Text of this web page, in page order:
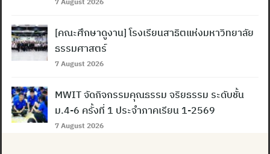
[คณะศึกษาดูงาน] โรงเรียนสาธิตแห่งมหาวิทยาลัย
ธรรมศาสตร์
7 August 2026
MWIT จัดกิจกรรมคุณธรรม จริยธรรม ระดับชั้น
ม.4-6 ครั้งที่ 1 ประจำภาคเรียน 1-2569
7 August 2026